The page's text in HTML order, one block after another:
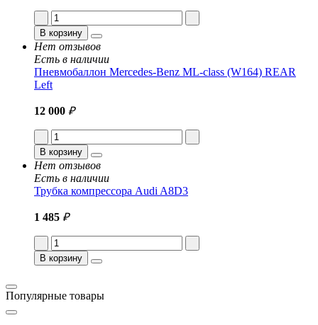
В корзину
Нет отзывов
Есть в наличии
Пневмобаллон Mercedes-Benz ML-class (W164) REAR
Left
12 000 ₽
В корзину
Нет отзывов
Есть в наличии
Трубка компрессора Audi A8D3
1 485 ₽
В корзину
Популярные товары